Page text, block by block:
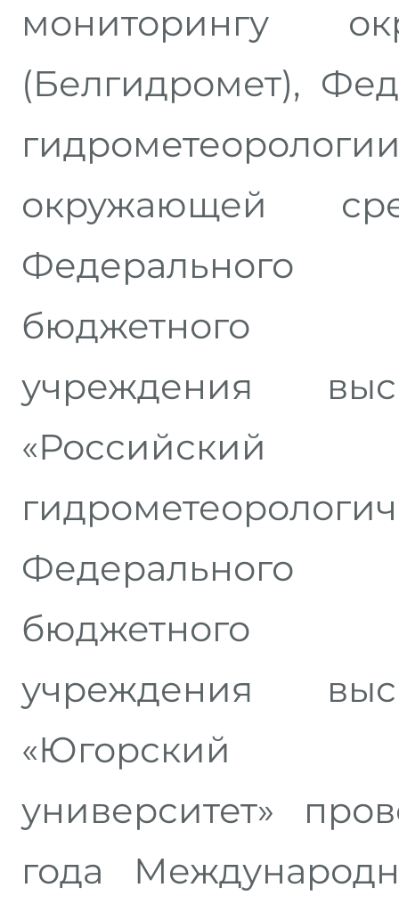
мониторингу
(Белгидромет),
окружающей
Федерального
бюджетного
учреждения
«Российский
Федерального
бюджетного
учреждения
«Югорский
университет»
года